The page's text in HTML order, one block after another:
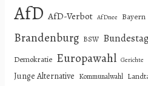
AfD AfD-Verbot AfDnee Bayern
Brandenburg BSW
Demokratie Europawahl Gerichte
Junge Alternative Kommunalwahl